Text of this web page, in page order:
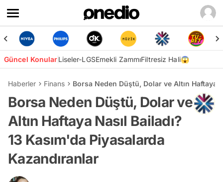
Güncel KonularLiseler-LGSEmekli ZammıFiltresiz Hali😱
Haberler Finans Borsa Neden Düştü, Dolar ve Altın Haftaya
Borsa Neden Düştü, Dolar ve
Altın Haftaya Nasıl Bailadı?
13 Kasım'da Piyasalarda
Kazandıranlar